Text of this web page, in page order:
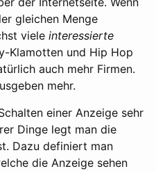
gleichen Menge
viele interessierte
Klamotten und Hip Hop
auch mehr Firmen.
mehr.
einer Anzeige sehr
Dinge legt man die
Dazu definiert man
die Anzeige sehen